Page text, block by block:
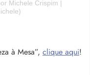
Michele Crispim |
à Mesa”, clique aqui!